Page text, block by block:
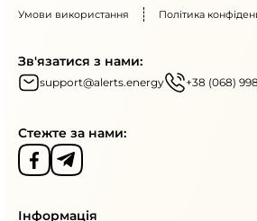
Умови використання Політика
Зв'язатися з нами:
support@alerts.energy +38 (068)
Стежте за нами:
Інформація